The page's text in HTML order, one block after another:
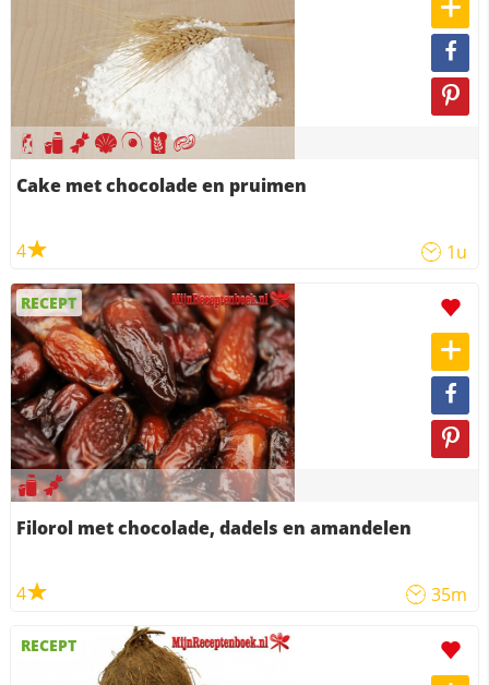
Cake met chocolade en pruimen
4 1u
RECEPT
Filorol met chocolade, dadels en amandelen
4 35m
RECEPT